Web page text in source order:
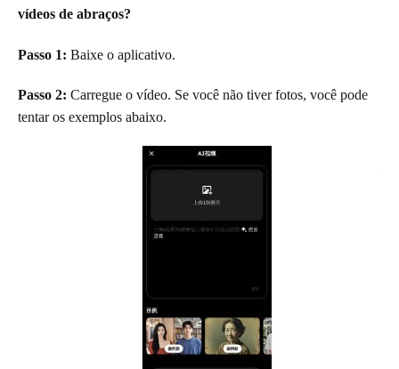
vídeos de abraços?
Passo 1: Baixe o aplicativo.
Passo 2: Carregue o vídeo. Se você não tiver fotos, você pode
tentar os exemplos abaixo.